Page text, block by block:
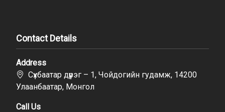
Contact Details
Address
Сүхбаатар дүүрэг – 1, Чойдогийн гудамж, 14200
Улаанбаатар, Монгол
Call Us